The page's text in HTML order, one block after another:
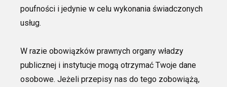
poufności i jedynie w celu wykonania świadczonych
usług.
W razie obowiązków prawnych organy władzy
publicznej i instytucje mogą otrzymać Twoje dane
osobowe. Jeżeli przepisy nas do tego zobowiążą,